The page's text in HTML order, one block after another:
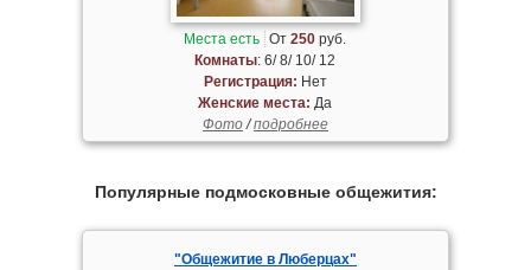
Места есть От250 руб.
Комнаты: 6/ 8/ 10/ 12
Регистрация: Нет
Женские места: Да
Фото/подробнее
Популярные подмосковные общежития:
"Общежитие в Люберцах"